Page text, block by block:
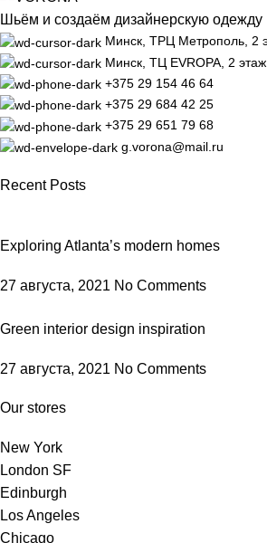
Шьём и создаём дизайнерскую одежду
Минск, ТРЦ Метрополь, 2
Минск, ТЦ EVROPA, 2 этаж
+375 29 154 46 64
+375 29 684 42 25
+375 29 651 79 68
g.vorona@mail.ru
Recent Posts
Exploring Atlanta’s modern homes
27 августа, 2021 No Comments
Green interior design inspiration
27 августа, 2021 No Comments
Our stores
New York
London SF
Edinburgh
Los Angeles
Chicago